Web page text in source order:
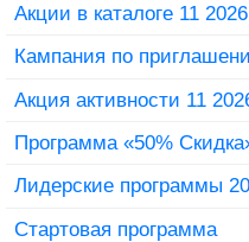
Акции в каталоге 11 2026
Кампания по
Акция активности 11
Программа «50%
Лидерские программы
Стартовая программа